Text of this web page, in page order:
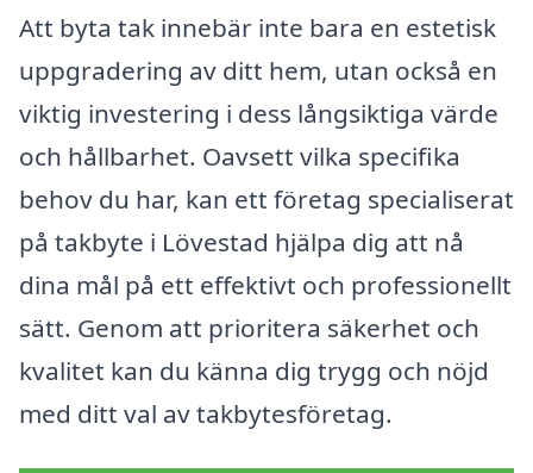
Att byta tak innebär inte bara en estetisk
uppgradering av ditt hem, utan också en
viktig investering i dess långsiktiga värde
och hållbarhet. Oavsett vilka specifika
behov du har, kan ett företag specialiserat
på takbyte i Lövestad hjälpa dig att nå
dina mål på ett effektivt och professionellt
sätt. Genom att prioritera säkerhet och
kvalitet kan du känna dig trygg och nöjd
med ditt val av takbytesföretag.